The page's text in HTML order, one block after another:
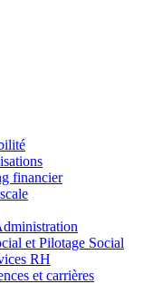
financier
et Pilotage Social
RH
et carrières